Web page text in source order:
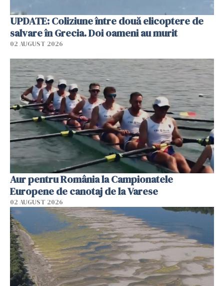
UPDATE: Coliziune între două elicoptere de
salvare în Grecia. Doi oameni au murit
02 AUGUST 2026
Aur pentru România la Campionatele
Europene de canotaj de la Varese
02 AUGUST 2026